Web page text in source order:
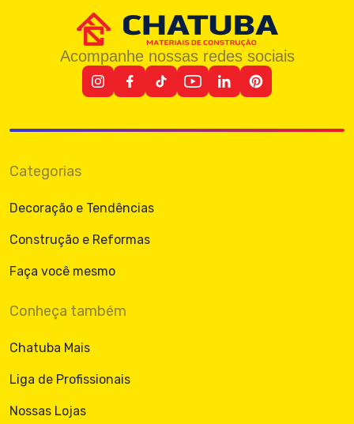
Acompanhe nossas redes sociais
Categorias
Decoração e Tendências
Construção e Reformas
Faça você mesmo
Conheça também
Chatuba Mais
Liga de Profissionais
Nossas Lojas